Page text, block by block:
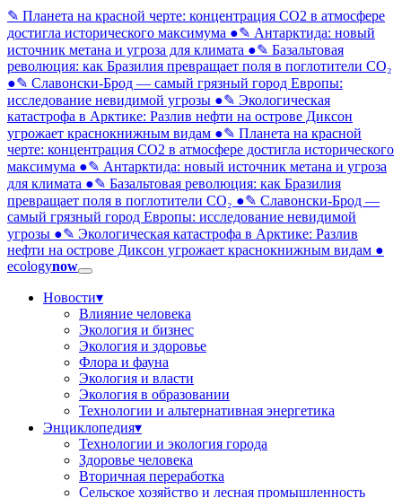
✎ Планета на красной черте: концентрация CO2 в атмосфере
достигла исторического максимума ●✎ Антарктида: новый
источник метана и угроза для климата ●✎ Базальтовая
революция: как Бразилия превращает поля в поглотители CO₂
●✎ Славонски-Брод — самый грязный город Европы:
исследование невидимой угрозы ●✎ Экологическая
катастрофа в Арктике: Разлив нефти на острове Диксон
угрожает краснокнижным видам ●✎ Планета на красной
черте: концентрация CO2 в атмосфере достигла исторического
максимума ●✎ Антарктида: новый источник метана и угроза
для климата ●✎ Базальтовая революция: как Бразилия
превращает поля в поглотители CO₂ ●✎ Славонски-Брод —
самый грязный город Европы: исследование невидимой
угрозы ●✎ Экологическая катастрофа в Арктике: Разлив
нефти на острове Диксон угрожает краснокнижным видам ●
ecologynow
Новости▾
Влияние человека
Экология и бизнес
Экология и здоровье
Флора и фауна
Экология и власти
Экология в образовании
Технологии и альтернативная энергетика
Энциклопедия▾
Технологии и экология города
Здоровье человека
Вторичная переработка
Сельское хозяйство и лесная промышленность